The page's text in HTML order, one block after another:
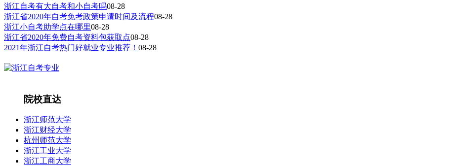
浙江自考有大自考和小自考吗08-28
浙江省2020年自考免考政策申请时间及流程08-28
浙江小自考助学点在哪里08-28
浙江省2020年免费自考资料包获取点08-28
2021年浙江自考热门好就业专业推荐！ 08-28
院校直达
浙江师范大学
浙江财经大学
杭州师范大学
浙江工业大学
浙江工商大学